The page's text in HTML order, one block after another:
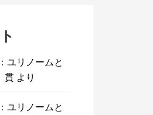
ユリノームと
貫 より
ユリノームと